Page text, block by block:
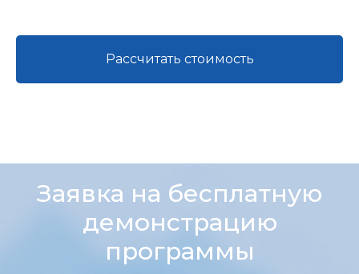
Рассчитать стоимость
Заявка на бесплатную
демонстрацию
программы